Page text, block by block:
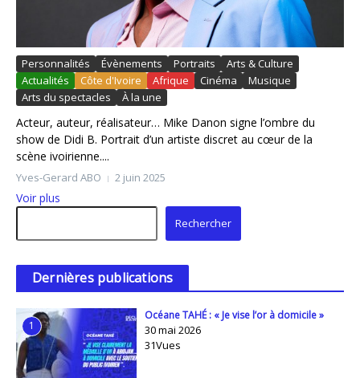
Personnalités Évènements Portraits
Arts & Culture
Actualités
Côte d'Ivoire Afrique Cinéma
Musique
Arts du spectacles
À la une
Acteur, auteur, réalisateur… Mike Danon signe l’ombre du
show de Didi B. Portrait d’un artiste discret au cœur de la
scène ivoirienne....
Yves-Gerard ABO 2 juin 2025
Voir plus
Rechercher
Dernières publications
1
Océane TAHÉ : « Je vise l’or à domicile »
30 mai 2026
31Vues